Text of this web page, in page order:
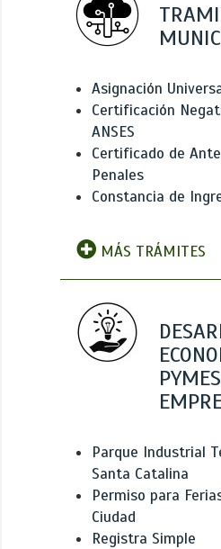
Asignación
Certificación
ANSES
Certificado de
Penales
Constancia de
MÁS TRÁMITES
Parque Industrial
Santa Catalina
Permiso para
Ciudad
Registra Simple